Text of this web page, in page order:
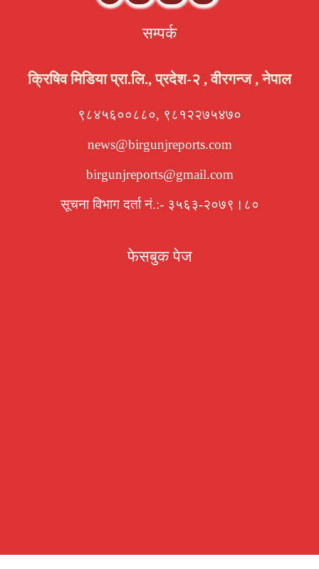
सम्पर्क
क्रिषिव मिडिया प्रा.लि., प्रदेश-२ , वीरगन्ज , नेपाल
९८४५६००८८०, ९८१२२७५४७०
news@birgunjreports.com
birgunjreports@gmail.com
सूचना विभाग दर्ता नं.:- ३५६३-२०७९।८०
फेसबुक पेज